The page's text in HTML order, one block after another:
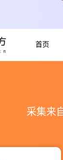
首页
采集来